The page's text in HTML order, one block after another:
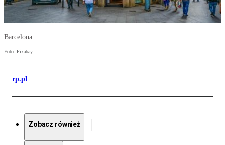
Barcelona
Foto: Pixabay
rp.pl
Zobacz również